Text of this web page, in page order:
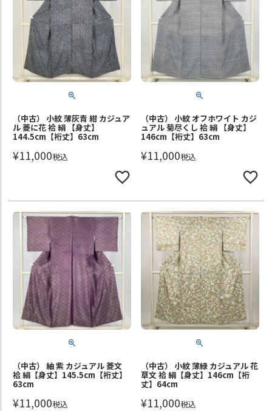
（中古） 小紋 薄灰青 紺 カジュア
ル 菱に花 袷 絹 【身丈】
144.5cm【裄丈】63cm
¥11,000税込
（中古） 小紋 オフホワイト カジ
ュアル 菊尽くし 袷 絹 【身丈】
146cm【裄丈】63cm
¥11,000税込
（中古） 紬 紫 カジュアル 菱文
袷 絹【身丈】145.5cm【裄丈】
63cm
¥11,000税込
（中古） 小紋 薄緑 カジュアル 花
草文 袷 絹【身丈】146cm【裄
丈】64cm
¥11,000税込